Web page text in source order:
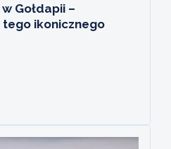
Gołdapii –
tego ikonicznego